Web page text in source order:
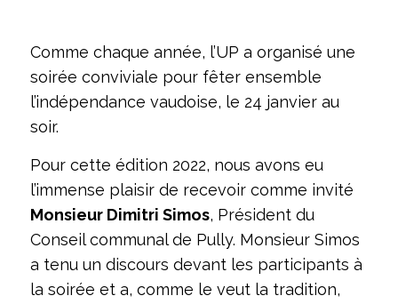
Comme chaque année, l’UP a organisé une
soirée conviviale pour fêter ensemble
l’indépendance vaudoise, le 24 janvier au
soir.
Pour cette édition 2022, nous avons eu
l’immense plaisir de recevoir comme invité
Monsieur Dimitri Simos, Président du
Conseil communal de Pully. Monsieur Simos
a tenu un discours devant les participants à
la soirée et a, comme le veut la tradition,